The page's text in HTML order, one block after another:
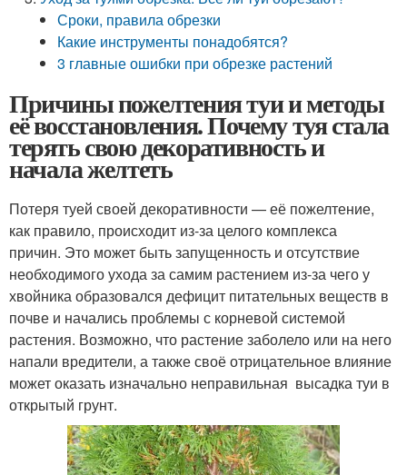
Сроки, правила обрезки
Какие инструменты понадобятся?
3 главные ошибки при обрезке растений
Причины пожелтения туи и методы
её восстановления. Почему туя стала
терять свою декоративность и
начала желтеть
Потеря туей своей декоративности — её пожелтение,
как правило, происходит из-за целого комплекса
причин. Это может быть запущенность и отсутствие
необходимого ухода за самим растением из-за чего у
хвойника образовался дефицит питательных веществ в
почве и начались проблемы с корневой системой
растения. Возможно, что растение заболело или на него
напали вредители, а также своё отрицательное влияние
может оказать изначально неправильная высадка туи в
открытый грунт.